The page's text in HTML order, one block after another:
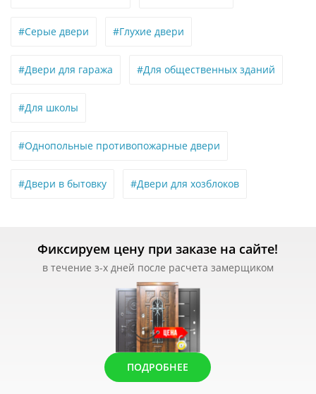
#Серые двери #Глухие двери
#Двери для гаража #Для общественных зданий
#Для школы
#Однопольные противопожарные двери
#Двери в бытовку #Двери для хозблоков
Фиксируем цену при заказе на сайте!
в течение з-х дней после расчета замерщиком
ПОДРОБНЕЕ